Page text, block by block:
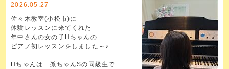
2026.05.27
佐々木教室(小松市)に
体験レッスンに来てくれた
年中さんの女の子Hちゃんの
ピアノ初レッスンをしました～♪
Hちゃんは 孫ちゃんSの同級生で